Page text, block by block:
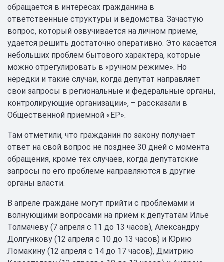
обращается в интересах гражданина в
ответственные структуры и ведомства. Зачастую
вопрос, который озвучивается на личном приеме,
удается решить достаточно оперативно. Это касается
небольших проблем бытового характера, которые
можно отрегулировать в «ручном режиме». Но
нередки и такие случаи, когда депутат направляет
свои запросы в региональные и федеральные органы,
контролирующие организации», – рассказали в
Общественной приемной «ЕР».
Там отметили, что гражданин по закону получает
ответ на свой вопрос не позднее 30 дней с момента
обращения, кроме тех случаев, когда депутатские
запросы по его проблеме направляются в другие
органы власти.
В апреле граждане могут прийти с проблемами и
волнующими вопросами на прием к депутатам Илье
Толмачеву (7 апреля с 11 до 13 часов), Александру
Долгункову (12 апреля с 10 до 13 часов) и Юрию
Ломакину (12 апреля с 14 до 17 часов), Дмитрию